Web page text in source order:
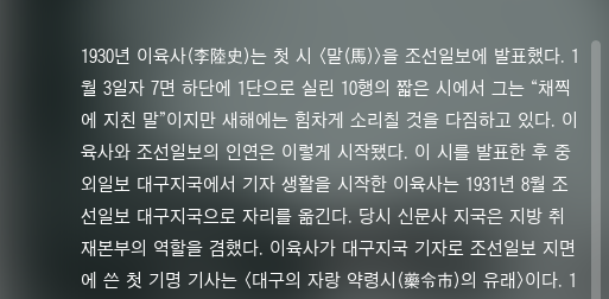
1930년 이육사(李陸史)는 첫 시 <말(馬)>을 조선일보에 발표했다. 1
월 3일자 7면 하단에 1단으로 실린 10행의 짧은 시에서 그는 “채찍
에 지친 말”이지만 새해에는 힘차게 소리칠 것을 다짐하고 있다. 이
육사와 조선일보의 인연은 이렇게 시작됐다. 이 시를 발표한 후 중
외일보 대구지국에서 기자 생활을 시작한 이육사는 1931년 8월 조
선일보 대구지국으로 자리를 옮긴다. 당시 신문사 지국은 지방 취
재본부의 역할을 겸했다. 이육사가 대구지국 기자로 조선일보 지면
에 쓴 첫 기명 기사는 <대구의 자랑 약령시(藥令市)의 유래>이다. 1